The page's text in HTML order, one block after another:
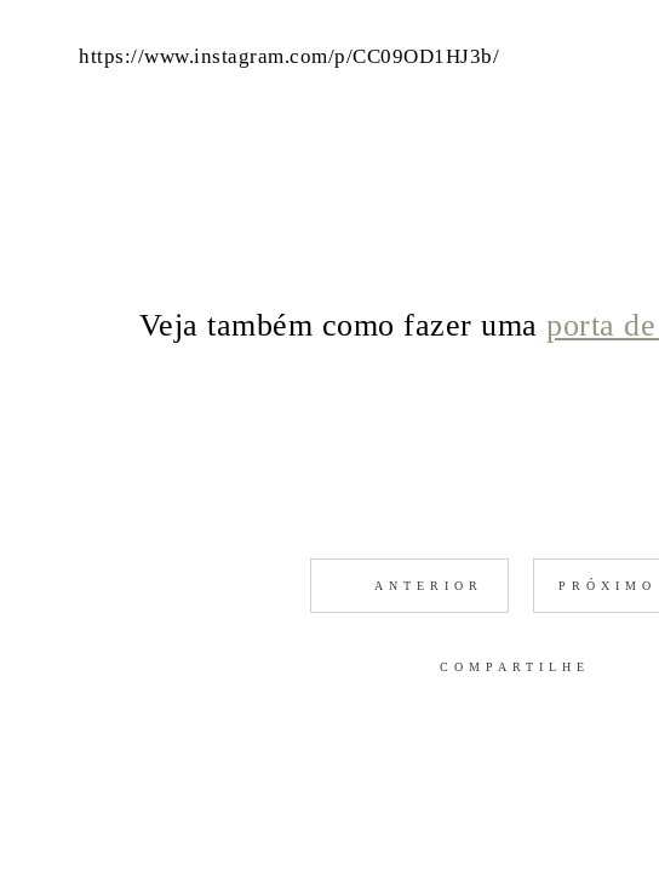
https://www.instagram.com/p/CC09OD1HJ3b/
Veja também como fazer umaporta
ANTERIOR PRÓXIMO
COMPARTILHE